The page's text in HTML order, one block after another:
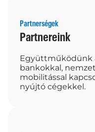
Partnerségek
Partnereink
Együttműködünk
bankokkal,
mobilitással
nyújtó cégekkel.